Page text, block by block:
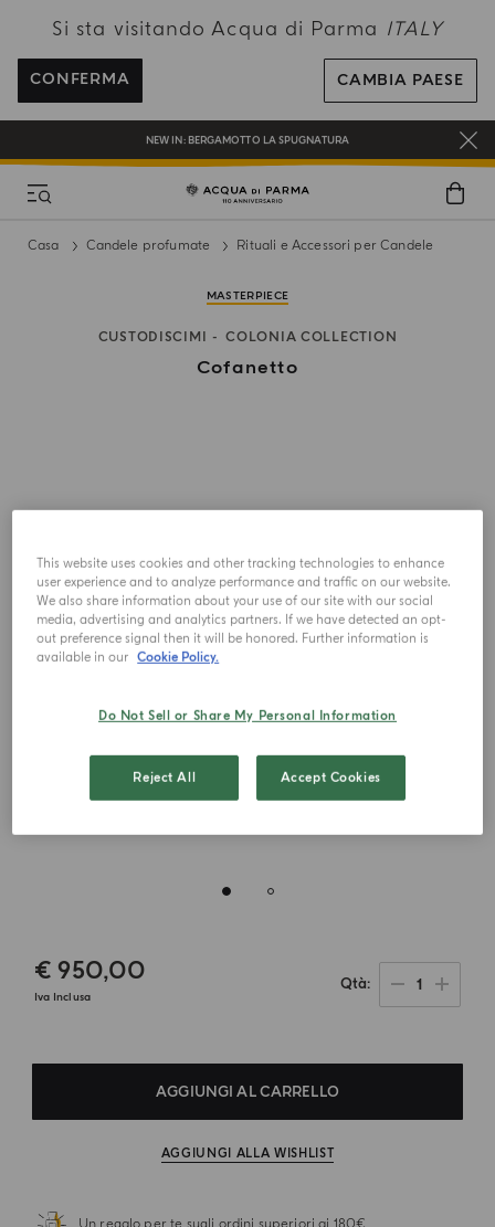
Si sta visitando Acqua di Parma ITALY
CONFERMA CAMBIA PAESE
SPEDIZIONI GRATUITE PER ORDINI SUPERIORI A 120€
REGISTRATI E RICEVI UN REGALO SPECIALE CON IL TUO PRIMO ACQUISTO
UN REGALO PER TE SUGLI ORDINI SUPERIORI AI 180€
NEW IN: BERGAMOTTO LA SPUGNATURA
Casa Candele profumate Rituali e Accessori per Candele
MASTERPIECE
CUSTODISCIMI COLONIA COLLECTION
Cofanetto
€ 950,00
Iva Inclusa
Qtà 1
AGGIUNGI AL CARRELLO
AGGIUNGI ALLA WISHLIST
This website uses cookies and other tracking technologies to enhance
user experience and to analyze performance and traffic on our website.
We also share information about your use of our site with our social
media, advertising and analytics partners. If we have detected an opt-
out preference signal then it will be honored. Further information is
available in our Cookie Policy.
Do Not Sell or Share My Personal Information
Reject All Accept Cookies